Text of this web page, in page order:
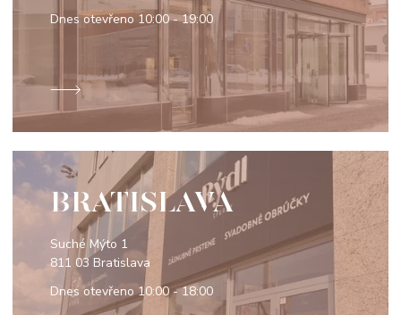
Dnes otevřeno 10:00 - 19:00
BRATISLAVA
Suché Mýto 1
811 03 Bratislava
Dnes otevřeno10:00 - 18:00